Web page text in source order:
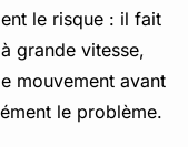
le risque : il fait
grande vitesse,
mouvement avant
le problème.